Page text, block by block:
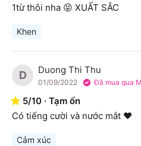
1từ thôi nha 😝 XUẤT SẮC
Khen
D Duong Thi Thu
01/09/2022 Đã mua qua
5/10 · Tạm ổn
Có tiếng cười và nước mắt ❤️
Cảm xúc